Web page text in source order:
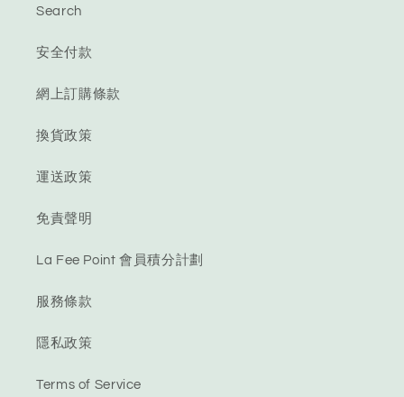
Search
安全付款
網上訂購條款
換貨政策
運送政策
免責聲明
La Fee Point 會員積分計劃
服務條款
隱私政策
Terms of Service